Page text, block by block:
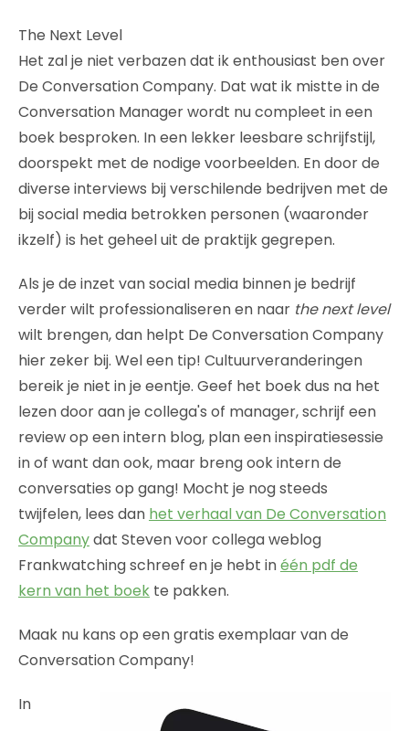
The Next Level
Het zal je niet verbazen dat ik enthousiast ben over
De Conversation Company. Dat wat ik mistte in de
Conversation Manager wordt nu compleet in een
boek besproken. In een lekker leesbare schrijfstijl,
doorspekt met de nodige voorbeelden. En door de
diverse interviews bij verschilende bedrijven met de
bij social media betrokken personen (waaronder
ikzelf) is het geheel uit de praktijk gegrepen.
Als je de inzet van social media binnen je bedrijf
verder wilt professionaliseren en naar the next level
wilt brengen, dan helpt De Conversation Company
hier zeker bij. Wel een tip! Cultuurveranderingen
bereik je niet in je eentje. Geef het boek dus na het
lezen door aan je collega's of manager, schrijf een
review op een intern blog, plan een inspiratiesessie
in of want dan ook, maar breng ook intern de
conversaties op gang! Mocht je nog steeds
twijfelen, lees dan het verhaal van De Conversation
Companydat Steven voor collega weblog
Frankwatching schreef en je hebt inéén pdf de
kern van het boek te pakken.
Maak nu kans op een gratis exemplaar van de
Conversation Company!
In